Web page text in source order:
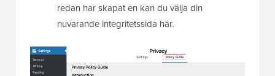
redan har skapat en kan du välja din
nuvarande integritetssida här.